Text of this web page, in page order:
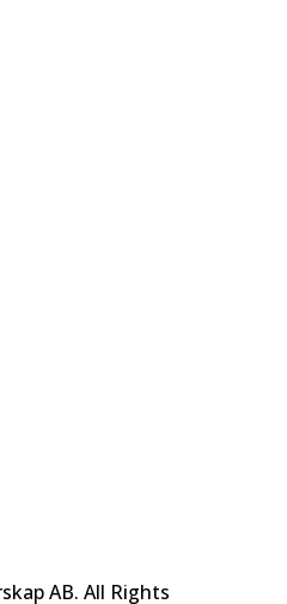
AB. All Rights